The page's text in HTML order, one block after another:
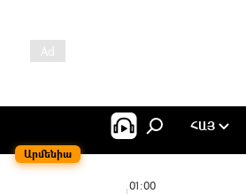
Արմենիա
ՀԱՅ
01:00